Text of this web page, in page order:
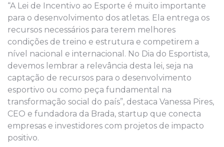
“A Lei de Incentivo ao Esporte é muito importante
para o desenvolvimento dos atletas. Ela entrega os
recursos necessários para terem melhores
condições de treino e estrutura e competirem a
nível nacional e internacional. No Dia do Esportista,
devemos lembrar a relevância desta lei, seja na
captação de recursos para o desenvolvimento
esportivo ou como peça fundamental na
transformação social do país”, destaca Vanessa Pires,
CEO e fundadora da Brada, startup que conecta
empresas e investidores com projetos de impacto
positivo.